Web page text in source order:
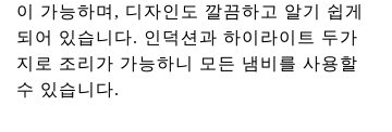
이 가능하며, 디자인도 깔끔하고 알기 쉽게
되어 있습니다. 인덕션과 하이라이트 두가
지로 조리가 가능하니 모든 냄비를 사용할
수 있습니다.